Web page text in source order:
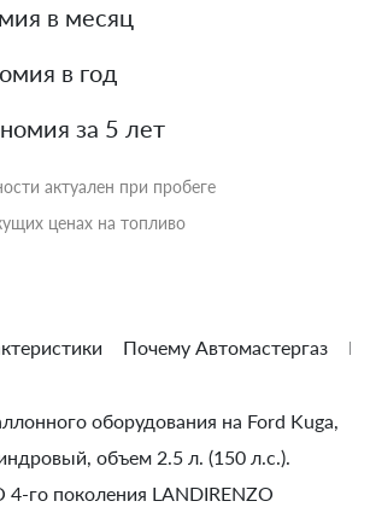
в месяц
в год
за 5 лет
актуален при пробеге
ценах на топливо
Почему Автомастергаз
оборудования на Ford Kuga,
объем 2.5 л. (150 л.с.).
го поколения LANDIRENZO